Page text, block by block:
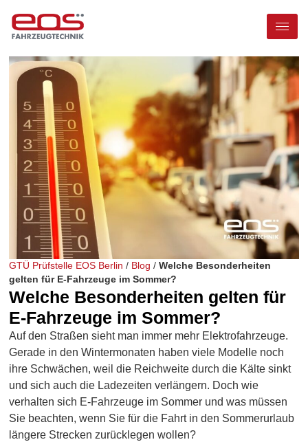
GTÜ Prüfstelle EOS Berlin / Blog /Welche Besonderheiten
gelten für E-Fahrzeuge im Sommer?
Welche Besonderheiten gelten für
E-Fahrzeuge im Sommer?
Auf den Straßen sieht man immer mehr Elektrofahrzeuge.
Gerade in den Wintermonaten haben viele Modelle noch
ihre Schwächen, weil die Reichweite durch die Kälte sinkt
und sich auch die Ladezeiten verlängern. Doch wie
verhalten sich E-Fahrzeuge im Sommer und was müssen
Sie beachten, wenn Sie für die Fahrt in den Sommerurlaub
längere Strecken zurücklegenwollen?